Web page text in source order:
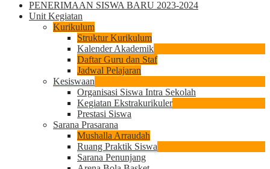
PENERIMAAN SISWA BARU 2023-2024
Unit Kegiatan
Kurikulum
Struktur Kurikulum
Kalender Akademik
Daftar Guru dan Staf
Jadwal Pelajaran
Kesiswaan
Organisasi Siswa Intra Sekolah
Kegiatan Ekstrakurikuler
Prestasi Siswa
Sarana Prasarana
Mushalla Arraudah
Ruang Praktik Siswa
Sarana Penunjang